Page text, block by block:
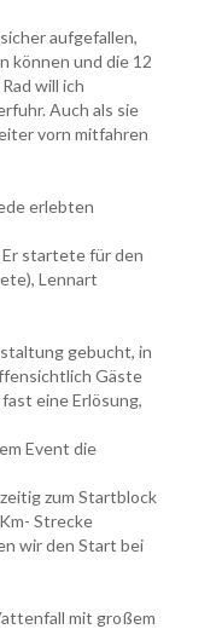
aufgefallen,
können und die 12
will ich
Auch als sie
vorn mitfahren
erlebten
Er startete für den
Lennart
gebucht, in
Gäste
eine Erlösung,
Event die
zum Startblock
Strecke
wir den Start bei
mit großem